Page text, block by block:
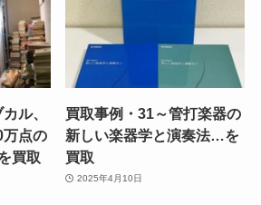
ル、
万点の
買取
買取事例・31～管打楽器の
新しい楽器学と演奏法…を
買取
2025年4月10日